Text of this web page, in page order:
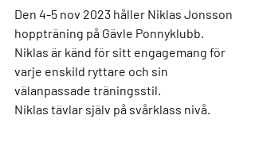
Den 4-5 nov 2023 håller Niklas Jonsson
hoppträning på Gävle Ponnyklubb.
Niklas är känd för sitt engagemang för
varje enskild ryttare och sin
välanpassade träningsstil.
Niklas tävlar själv på svårklass nivå.